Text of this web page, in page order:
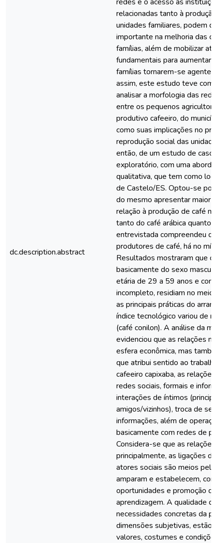
dc.description.abstract
relacionadas tanto à
unidades familiares, podem
importante na melhoria das
famílias, além de mobilizar
fundamentais para aumentar
famílias tornarem-se agentes
assim, este estudo teve
analisar a morfologia das
entre os pequenos
produtivo cafeeiro, do
como suas implicações no
reprodução social das
então, de um estudo de
exploratório, com uma
qualitativa, que tem como
de Castelo/ES. Optou-se por
do mesmo apresentar maior
relação à produção de café
tanto do café arábica quanto
entrevistada compreendeu
produtores de café, há no
Resultados mostraram que
basicamente do sexo
etária de 29 a 59 anos e
incompleto, residiam no
as principais práticas do
índice tecnológico variou de
(café conilon). A análise da
evidenciou que as relações
esfera econômica, mas
que atribui sentido ao
cafeeiro capixaba, as
redes sociais, formais e
interações de íntimos
amigos/vizinhos), troca de
informações, além de
basicamente com redes de
Considera-se que as
principalmente, as ligações
atores sociais são meios
amparam e estabelecem,
oportunidades e promoção
aprendizagem. A qualidade
necessidades concretas da
dimensões subjetivas, estão
valores, costumes e